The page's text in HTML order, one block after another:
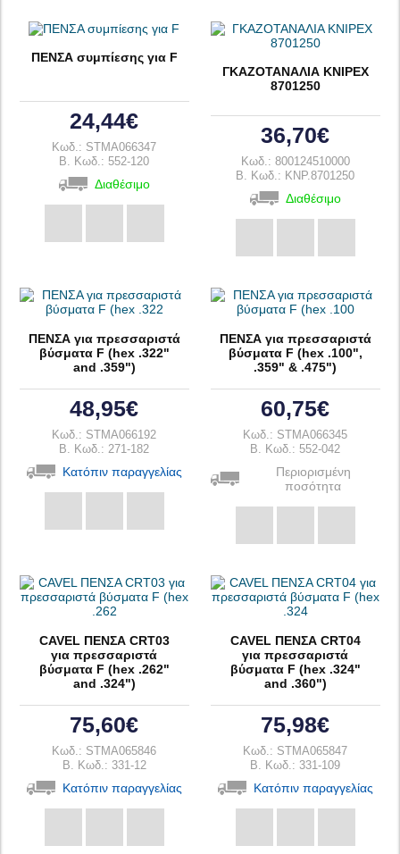
ΠΕΝΣΑ συμπίεσης για F
24,44€
Κωδ.: STMA066347
B. Κωδ.: 552-120
Διαθέσιμο
ΓΚΑΖΟΤΑΝΑΛΙΑ KNIPEX
8701250
36,70€
Κωδ.: 800124510000
B. Κωδ.: KNP.8701250
Διαθέσιμο
ΠΕΝΣΑ για πρεσσαριστά
βύσματα F (hex .322"
and .359")
48,95€
Κωδ.: STMA066192
B. Κωδ.: 271-182
Κατόπιν παραγγελίας
ΠΕΝΣΑ για πρεσσαριστά
βύσματα F (hex .100",
.359" & .475")
60,75€
Κωδ.: STMA066345
B. Κωδ.: 552-042
Περιορισμένη
ποσότητα
CAVEL ΠΕΝΣΑ CRT03
για πρεσσαριστά
βύσματα F (hex .262"
and .324")
75,60€
Κωδ.: STMA065846
B. Κωδ.: 331-12
Κατόπιν παραγγελίας
CAVEL ΠΕΝΣΑ CRT04
για πρεσσαριστά
βύσματα F (hex .324"
and .360")
75,98€
Κωδ.: STMA065847
B. Κωδ.: 331-109
Κατόπιν παραγγελίας